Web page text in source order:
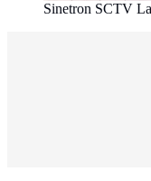
Sinetron SCTV